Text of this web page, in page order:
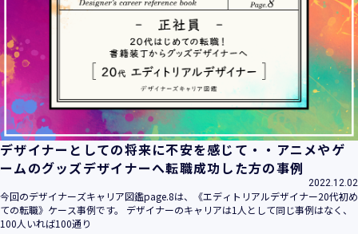
は、合理的な安全対策を講じて防止する規程、体制を構築
し、継続的に向上させていきます。また、万一の際には速や
かに是正措置を講じます。
当社は個人情報取扱いに関する苦情及び相談に対しては、迅
速かつ誠実に対応致します。
個人情報保護マネジメントシステムは、当社を取り巻く環境
の変化と実情を踏まえ、適時・適切に見直して継続的に改善
をはかっていきます。
個人情報保護方針に関するお問合せ先 兼 個人情報に関する苦
情・相談窓口
株式会社 ユウクリ 個人情報保護管理責任者 安部 洋平
〒151-0073 東京都渋谷区笹塚1-55-7 マルエスファーストビ
ル 7F
デザイナーとしての将来に不安を感じて・・アニメやゲ
ームのグッズデザイナーへ転職成功した方の事例
2022.12.02
今回のデザイナーズキャリア図鑑page.8は、《エディトリアルデザイナー20代初め
ての転職》ケース事例です。 デザイナーのキャリアは1人として同じ事例はなく、
100人いれば100通り